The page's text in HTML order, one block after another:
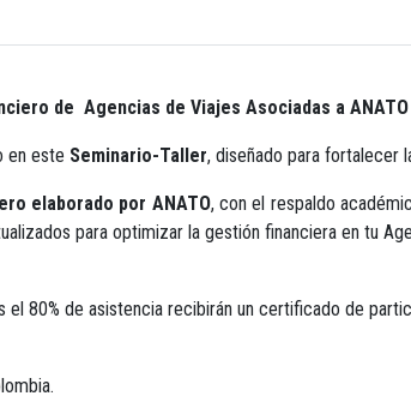
de Agencias de Viajes Asociadas a ANATO
en este Seminario-Taller, diseñado para fortalecer
elaborado por ANATO, con el respaldo
para optimizar la gestión financiera en tu
80% de asistencia recibirán un certificado de